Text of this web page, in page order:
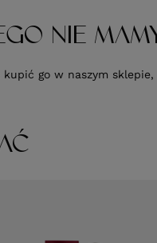
NIE
go w naszym